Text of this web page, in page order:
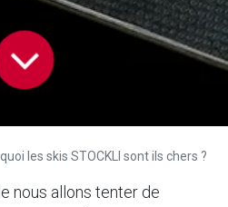
les skis STOCKLI sont ils chers ?
nous allons tenter de